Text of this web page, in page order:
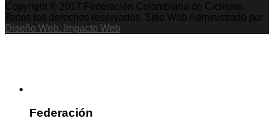
Copyright © 2017 Federación Colombiana de Ciclismo.
Todos los derechos reservados. Sitio Web Administrado por
Diseño Web. Impacto Web
Federación